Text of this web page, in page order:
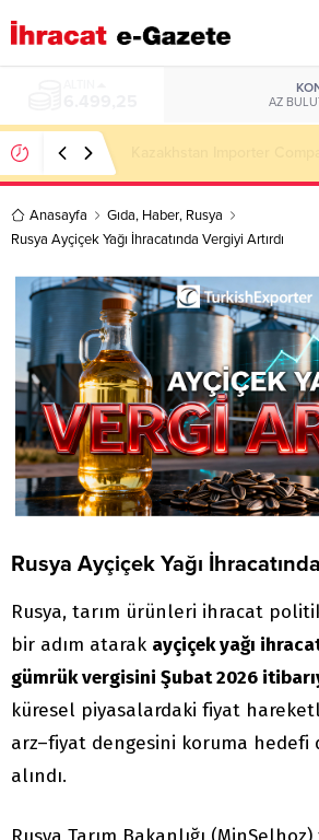
AZ
Anasayfa Gıda, Haber, Rusya
Rusya Ayçiçek Yağı İhracatında Vergiyi Artırdı
Rusya Ayçiçek Yağı
Rusya, tarım ürünleri ihracat
bir adım atarak ayçiçek yağı
gümrük vergisini Şubat 2026
küresel piyasalardaki fiyat
arz–fiyat dengesini koruma hedefi
alındı.